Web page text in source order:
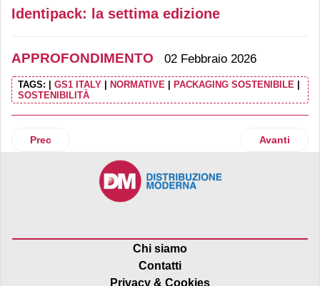
Identipack: la settima edizione
APPROFONDIMENTO 02 Febbraio 2026
TAGS: GS1 ITALY NORMATIVE PACKAGING SOSTENIBILE
SOSTENIBILITÀ
Articolo precedente: Animali domestici: come è cambiata
Prec Articolo
Avanti
Chi siamo
Contatti
Privacy & Cookies